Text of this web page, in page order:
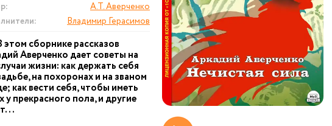
А.Т. Аверченко
Владимир Герасимов
этом сборнике рассказов
Аверченко дает советы на
жизни: как держать себя
на похоронах и на званом
как вести себя, чтобы иметь
у прекрасного пола, и другие